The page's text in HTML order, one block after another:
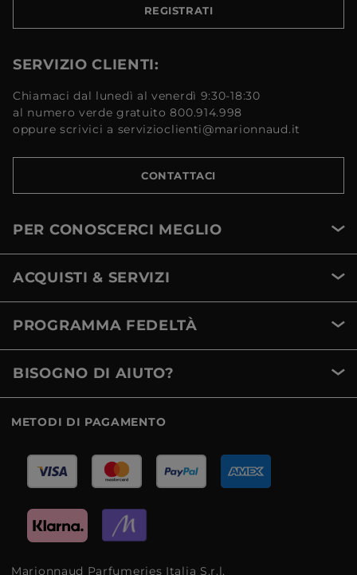
REGISTRATI
SERVIZIO CLIENTI:
Chiamaci dal lunedì al venerdì 9:30-18:30
al numero verde gratuito 800.914.998
oppure scrivici a servizioclienti@marionnaud.it
CONTATTACI
PER CONOSCERCI MEGLIO
ACQUISTI & SERVIZI
PROGRAMMA FEDELTÀ
BISOGNO DI AIUTO?
METODI DI PAGAMENTO
Marionnaud Parfumeries Italia S.r.l.